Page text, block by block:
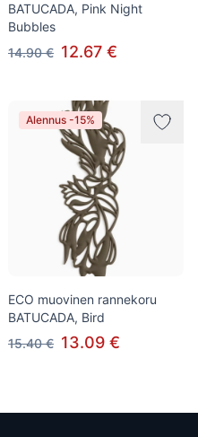
BATUCADA, Pink Night
Bubbles
14.90 € 12.67 €
Alennus -15%
ECO muovinen rannekoru
BATUCADA, Bird
15.40 € 13.09 €